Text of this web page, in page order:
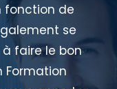
fonction de
se
faire le bon
Formation